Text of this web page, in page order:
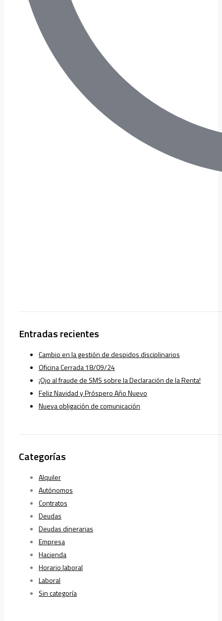
Entradas recientes
Cambio en la gestión de despidos disciplinarios
Oficina Cerrada 18/09/24
¡Ojo al fraude de SMS sobre la Declaración de la Renta!
Feliz Navidad y Próspero Año Nuevo
Nueva obligación de comunicación
Categorías
Alquiler
Autónomos
Contratos
Deudas
Deudas dinerarias
Empresa
Hacienda
Horario laboral
Laboral
Sin categoría